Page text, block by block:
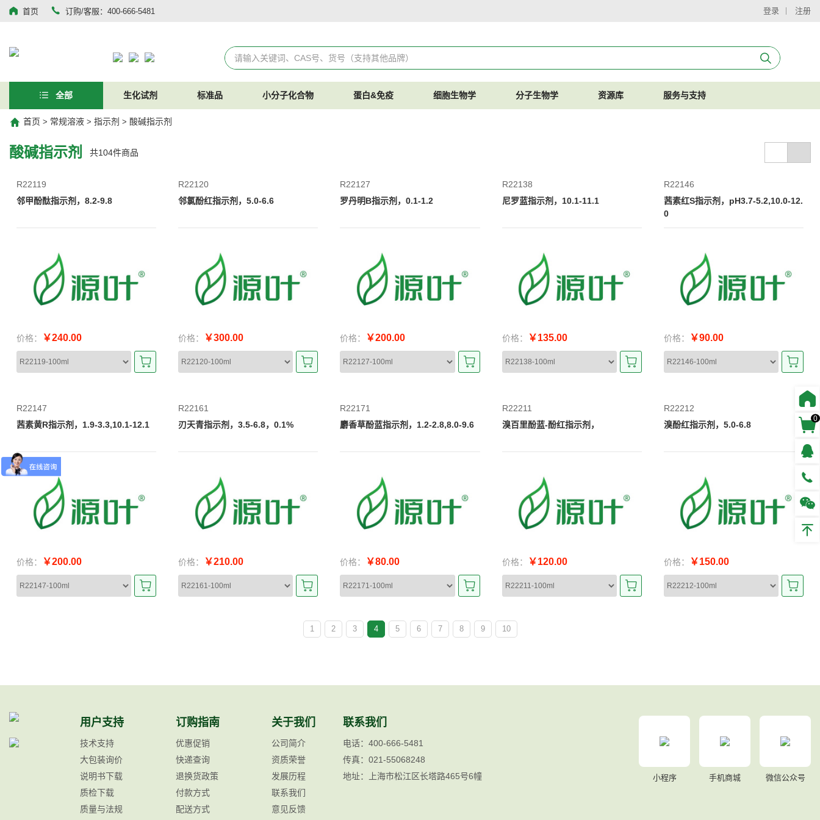
首页 订购/客服：400-666-5481 登录 注册
全部 生化试剂 标准品 小分子化合物 蛋白&免疫 细胞生物学 分子生物学 资源库 服务与支持
首页 > 常规溶液 > 指示剂 > 酸碱指示剂
酸碱指示剂 共104件商品
R22119
邻甲酚酞指示剂，8.2-9.8
价格： ￥240.00
R22120
邻氯酚红指示剂，5.0-6.6
价格： ￥300.00
R22127
罗丹明B指示剂，0.1-1.2
价格： ￥200.00
R22138
尼罗蓝指示剂，10.1-11.1
价格： ￥135.00
R22146
茜素红S指示剂，pH3.7-5.2,10.0-12.
0
价格： ￥90.00
R22147
茜素黄R指示剂，1.9-3.3,10.1-12.1
价格： ￥200.00
R22161
刃天青指示剂，3.5-6.8，0.1%
价格： ￥210.00
R22171
麝香草酚蓝指示剂，1.2-2.8,8.0-9.6
价格： ￥80.00
R22211
溴百里酚蓝-酚红指示剂，
价格： ￥120.00
R22212
溴酚红指示剂，5.0-6.8
价格： ￥150.00
1 2 3 4 5 6 7 8 9 10
用户支持
技术支持
大包装询价
说明书下载
质检下载
质量与法规
订购指南
优惠促销
快递查询
退换货政策
付款方式
配送方式
关于我们
公司简介
资质荣誉
发展历程
联系我们
意见反馈
联系我们
电话：400-666-5481
传真：021-55068248
地址：上海市松江区长塔路465号6幢
小程序 手机商城 微信公众号
0